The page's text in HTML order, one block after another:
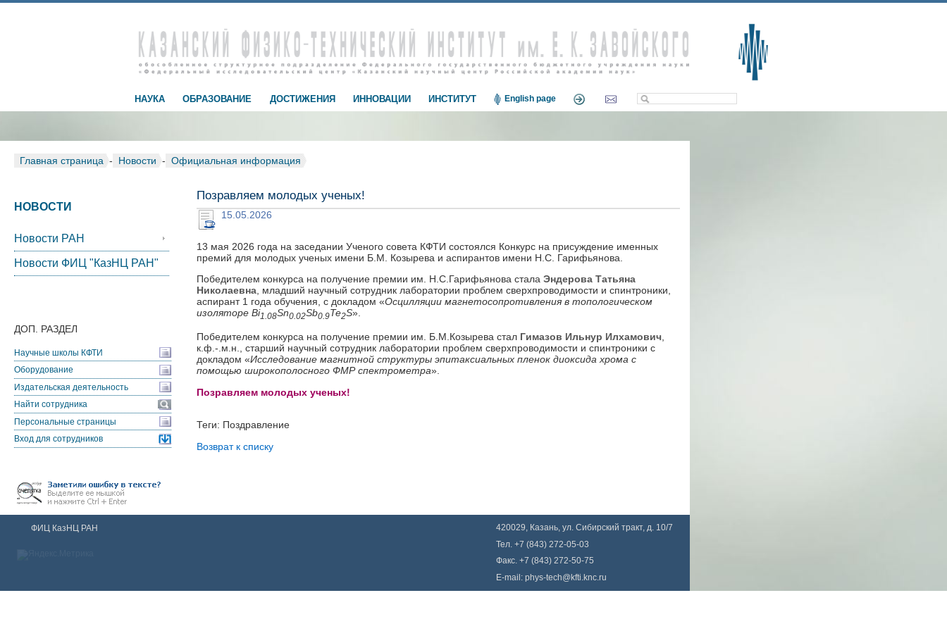
НАУКА ОБРАЗОВАНИЕ ДОСТИЖЕНИЯ ИННОВАЦИИ ИНСТИТУТ English page
Главная страница - Новости - Официальная информация
Позравляем молодых ученых!
15.05.2026
13 мая 2026 года на заседании Ученого совета КФТИ состоялся Конкурс на присуждение именных
премий для молодых ученых имени Б.М. Козырева и аспирантов имени Н.С. Гарифьянова.
Победителем конкурса на получение премии им. Н.С.Гарифьянова сталаЭндерова Татьяна
Николаевна , младший научный сотрудник лаборатории проблем сверхпроводимости и спинтроники,
аспирант 1 года обучения, с докладом «Осцилляции магнетосопротивления в топологическом
изолятореBi1.08Sn0.02Sb0.9Te2S».
Победителем конкурса на получение премии им. Б.М.Козырева стал Гимазов Ильнур Илхамович,
к.ф.-.м.н., старший научный сотрудник лаборатории проблем сверхпроводимости и спинтроники с
докладом «Исследование магнитной структуры эпитаксиальных пленок диоксида хрома с
помощью широкополосного ФМР спектрометра».
Позравляем молодых ученых!
Теги: Поздравление
Возврат к списку
НОВОСТИ
Новости РАН
Новости ФИЦ "КазНЦ РАН"
ДОП. РАЗДЕЛ
Научные школы КФТИ
Оборудование
Издательская деятельность
Найти сотрудника
Персональные страницы
Вход для сотрудников
ФИЦ КазНЦ РАН
420029, Казань, ул. Сибирский тракт, д. 10/7
Тел. +7 (843) 272-05-03
Факс. +7 (843) 272-50-75
E-mail: phys-tech@kfti.knc.ru